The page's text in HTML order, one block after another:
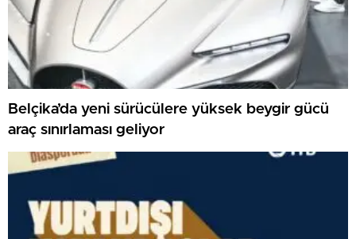
Belçika’da yeni sürücülere yüksek beygir gücü
araç sınırlaması geliyor